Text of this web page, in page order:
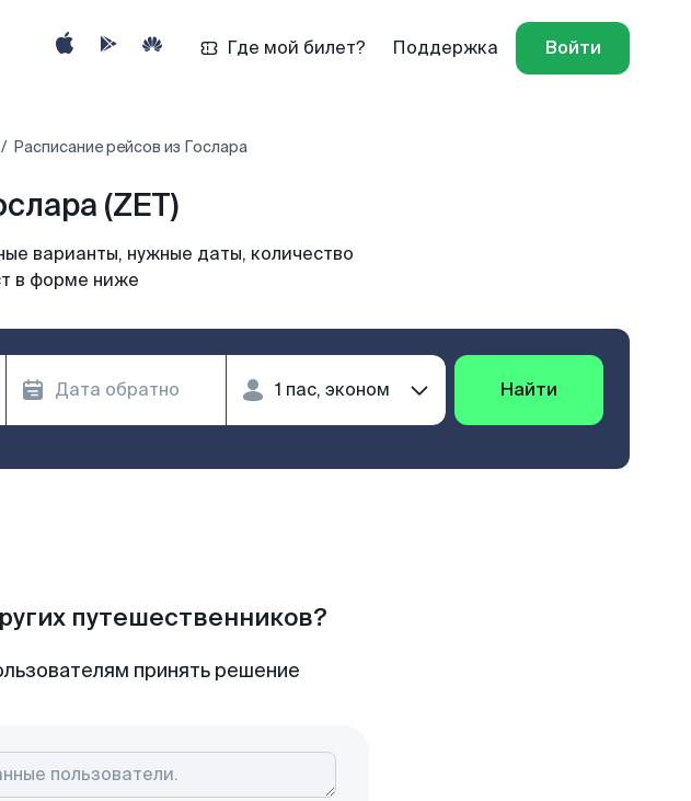
Где мой билет? Поддержка Войти
Расписание рейсов из Гослара
(ZET)
варианты, нужные даты, количество
в форме ниже
Найти
путешественников?
принять решение